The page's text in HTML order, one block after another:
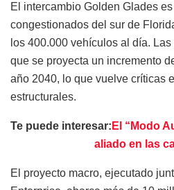
El intercambio Golden Glades
congestionados del sur de
los 400.000 vehículos al día.
que se proyecta un incremento
año 2040, lo que vuelve críticas
estructurales.
Te puede interesar: El “Modo
aliado en las
El proyecto macro, ejecutado